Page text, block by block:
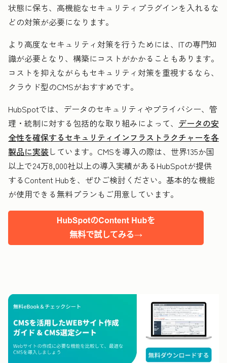
状態に保ち、高機能なセキュリティプラグインを入れるな
どの対策が必要になります。
より高度なセキュリティ対策を行うためには、ITの専門知
識が必要となり、構築にコストがかかることもあります。
コストを抑えながらもセキュリティ対策を重視するなら、
クラウド型のCMSがおすすめです。
HubSpotでは、データのセキュリティやプライバシー、管
理・統制に対する包括的な取り組みによって、 データの安
全性を確保するセキュリティインフラストラクチャーを各
製品に実装しています。CMSを導入の際は、世界135か国
以上で24万8,000社以上の導入実績があるHubSpotが提供
するContent Hubを、ぜひご検討ください。基本的な機能
が使用できる無料プランもご用意しています。